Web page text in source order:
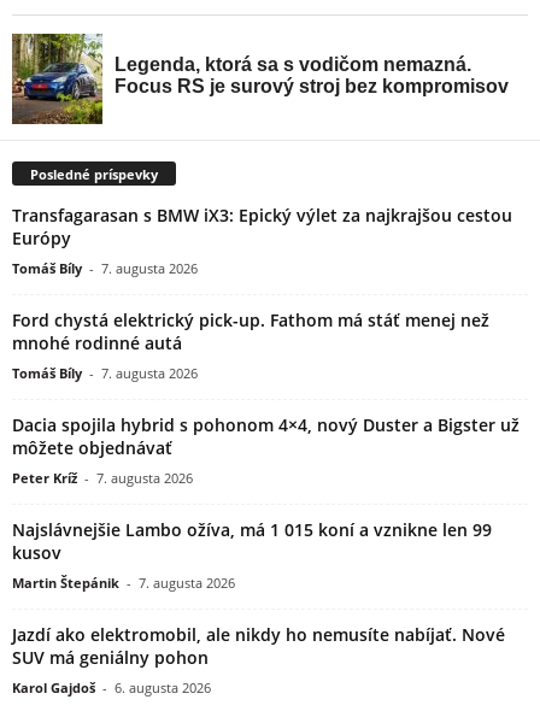
Posledné príspevky
Transfagarasan s BMW iX3: Epický výlet za najkrajšou cestou
Európy
Tomáš Bíly - 7. augusta 2026
Ford chystá elektrický pick-up. Fathom má stáť menej než
mnohé rodinné autá
Tomáš Bíly - 7. augusta 2026
Dacia spojila hybrid s pohonom 4×4, nový Duster a Bigster už
môžete objednávať
Peter Kríž - 7. augusta 2026
Najslávnejšie Lambo ožíva, má 1 015 koní a vznikne len 99
kusov
Martin Štepánik - 7. augusta 2026
Jazdí ako elektromobil, ale nikdy ho nemusíte nabíjať. Nové
SUV má geniálny pohon
Karol Gajdoš - 6. augusta 2026